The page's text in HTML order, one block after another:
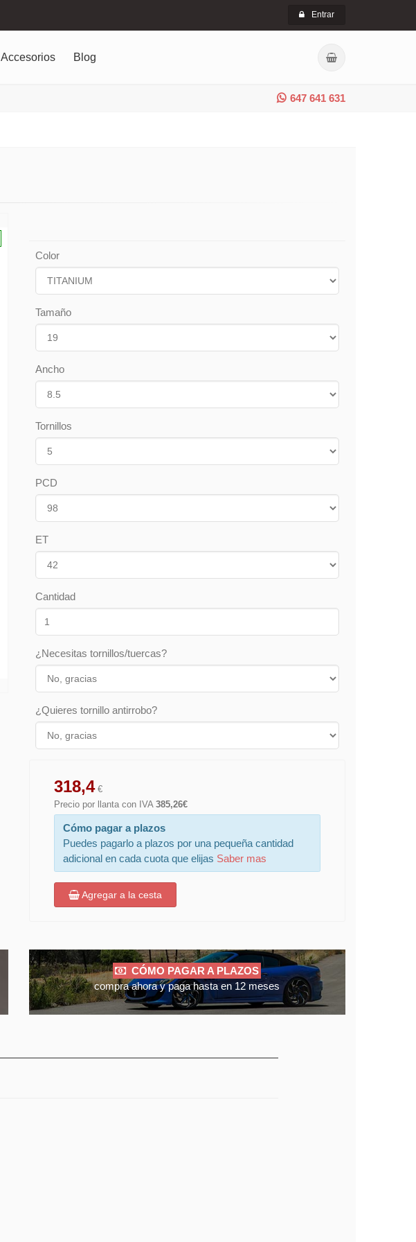
Entrar
Accesorios Blog
647 641 631
Color
Tamaño
Ancho
Tornillos
PCD
ET
Cantidad
¿Necesitas tornillos/tuercas?
¿Quieres tornillo antirrobo?
318,4 €
Precio por llanta con IVA 385,26€
Cómo pagar a plazos
Puedes pagarlo a plazos por una pequeña cantidad
adicional en cada cuota que elijas Saber mas
Agregar a la cesta
CÓMO PAGAR A PLAZOS
compra ahora y paga hasta en 12 meses